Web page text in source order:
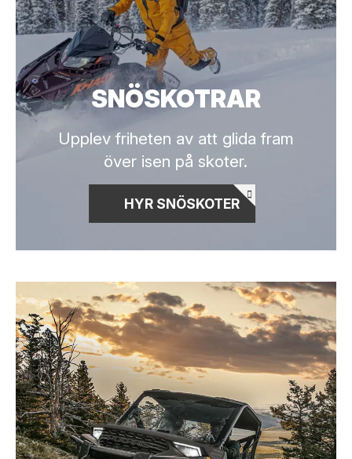
SNÖSKOTRAR
Upplev friheten av att glida fram
över isen på skoter.
HYR SNÖSKOTER